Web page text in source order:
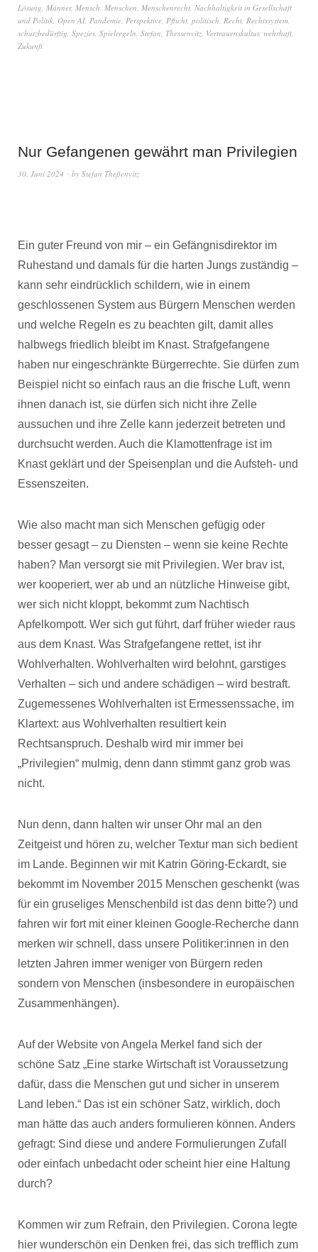
Lösung, Männer, Mensch, Menschen, Menschenrecht, Nachhaltigkeit in Gesellschaft
und Politik, Open AI, Pandemie, Perspektive, Pflicht, politisch, Recht, Rechtssystem,
schutzbedürftig, Spezies, Spielregeln, Stefan, Thessenvitz, Vertrauenskultur, wehrhaft,
Zukunft
Nur Gefangenen gewährt man Privilegien
30. Juni 2024 by Stefan Theßenvitz
Ein guter Freund von mir – ein Gefängnisdirektor im
Ruhestand und damals für die harten Jungs zuständig –
kann sehr eindrücklich schildern, wie in einem
geschlossenen System aus Bürgern Menschen werden
und welche Regeln es zu beachten gilt, damit alles
halbwegs friedlich bleibt im Knast. Strafgefangene
haben nur eingeschränkte Bürgerrechte. Sie dürfen zum
Beispiel nicht so einfach raus an die frische Luft, wenn
ihnen danach ist, sie dürfen sich nicht ihre Zelle
aussuchen und ihre Zelle kann jederzeit betreten und
durchsucht werden. Auch die Klamottenfrage ist im
Knast geklärt und der Speisenplan und die Aufsteh- und
Essenszeiten.
Wie also macht man sich Menschen gefügig oder
besser gesagt – zu Diensten – wenn sie keine Rechte
haben? Man versorgt sie mit Privilegien. Wer brav ist,
wer kooperiert, wer ab und an nützliche Hinweise gibt,
wer sich nicht kloppt, bekommt zum Nachtisch
Apfelkompott. Wer sich gut führt, darf früher wieder raus
aus dem Knast. Was Strafgefangene rettet, ist ihr
Wohlverhalten. Wohlverhalten wird belohnt, garstiges
Verhalten – sich und andere schädigen – wird bestraft.
Zugemessenes Wohlverhalten ist Ermessenssache, im
Klartext: aus Wohlverhalten resultiert kein
Rechtsanspruch. Deshalb wird mir immer bei
„Privilegien“ mulmig, denn dann stimmt ganz grob was
nicht.
Nun denn, dann halten wir unser Ohr mal an den
Zeitgeist und hören zu, welcher Textur man sich bedient
im Lande. Beginnen wir mit Katrin Göring-Eckardt, sie
bekommt im November 2015 Menschen geschenkt (was
für ein gruseliges Menschenbild ist das denn bitte?) und
fahren wir fort mit einer kleinen Google-Recherche dann
merken wir schnell, dass unsere Politiker:innen in den
letzten Jahren immer weniger von Bürgern reden
sondern von Menschen (insbesondere in europäischen
Zusammenhängen).
Auf der Website von Angela Merkel fand sich der
schöne Satz „Eine starke Wirtschaft ist Voraussetzung
dafür, dass die Menschen gut und sicher in unserem
Land leben.“ Das ist ein schöner Satz, wirklich, doch
man hätte das auch anders formulieren können. Anders
gefragt: Sind diese und andere Formulierungen Zufall
oder einfach unbedacht oder scheint hier eine Haltung
durch?
Kommen wir zum Refrain, den Privilegien. Corona legte
hier wunderschön ein Denken frei, das sich trefflich zum